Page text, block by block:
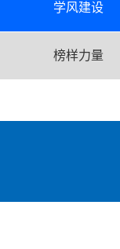
学风建设
榜样力量